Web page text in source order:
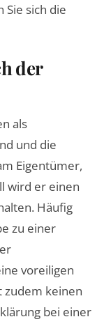
Sie sich die
der
als
und die
Eigentümer,
wird er einen
Häufig
zu einer
voreiligen
zudem keinen
bei einer